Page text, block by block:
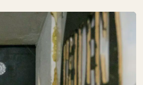
DER
BLUMEN­
STAND
DO: GESCHLOSSEN